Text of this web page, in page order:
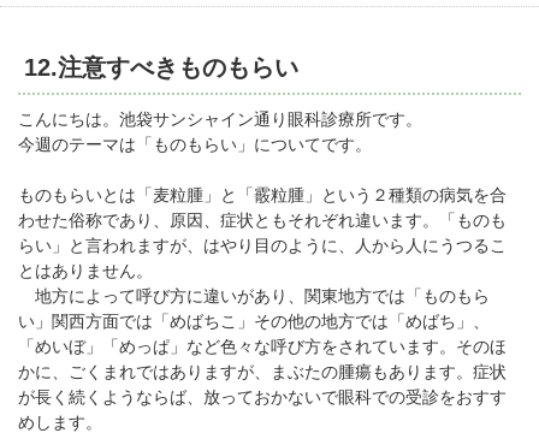
診療のご案内・アクセス
アクセス
当院へお越しになる方へのお願
い
診察の流れ
よくある質問
診療報酬に関する院内掲示
メールマガジン
リクルート
パンフレットのダウンロード
白内障
アレルギー性結膜炎
コンタクトレンズ診
学校近視について
点眼液・眼軟膏について
抗VEGF抗体療法
ボツリヌス療法
東口眼科医院)
コンタクトレンズ診療
コンタクトレンズの種類と特徴
しばらく眼科受診していない方
初めてコンタクトレンズを使う
方へ
コンタクトレンズトラブル
ご予約
12.注意すべきものもらい
こんにちは。池袋サンシャイン通り眼科診療所です。
今週のテーマは「ものもらい」についてです。
ものもらいとは「麦粒腫」と「霰粒腫」という２種類の病気を合
わせた俗称であり、原因、症状ともそれぞれ違います。「ものも
らい」と言われますが、はやり目のように、人から人にうつるこ
とはありません。
地方によって呼び方に違いがあり、関東地方では「ものもら
い」関西方面では「めばちこ」その他の地方では「めばち」、
「めいぼ」「めっぱ」など色々な呼び方をされています。そのほ
かに、ごくまれではありますが、まぶたの腫瘍もあります。症状
が長く続くようならば、放っておかないで眼科での受診をおすす
めします。